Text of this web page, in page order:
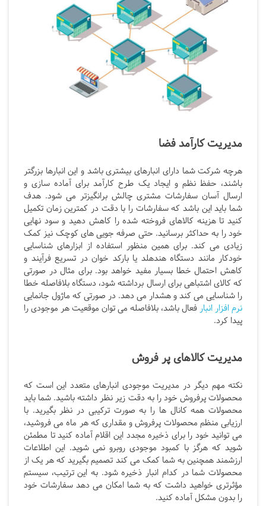
مدیریت کارآمد فضا
هرچه شرکت شما دارای انبارهای بیشتری باشد و این انبارها بزرگتر
باشند، حفظ نظم و ایجاد یک طرح کارآمد برای آماده سازی و
ارسال آسان سفارشات مشتری چالش برانگیزتر می شود. هدف
شما باید این باشد که سفارشات را با دقت در کمترین زمان تکمیل
کنید تا هزینه کالاهای فروخته شده را کاهش دهید و سود نهایی
خود را به حداکثر برسانید. حتی صرفه جویی های کوچک نیز کمک
زیادی می کند. برای همین منظور استفاده از ابزارهای شناسایی
خودکار مانند دستگاه هندهلد یا بارکد خوان در تسریع فرآیند و
کاهش احتمال خطا بسیار مفید خواهد بود. برای مثال در صورتی
که کالای اشتباهی برای ارسال برداشته شود، دستگاه بلافاصله خطا
را شناسایی می کند و هشدار می دهد. در صورتی که ماژول جانمایی
نرم افزار انبارفعال باشد، بلافاصله می توان موقعیت هر موجودی را
پیدا کرد.
مدیریت کالاهای پر فروش
نکته مهم دیگر در مدیریت موجودی انبارهای متعدد این است که
محصولات پرفروش خود را به دقت زیر نظر داشته باشید. شما باید
محصولات همه کانال ها را به صورت ترکیبی در نظر بگیرید. با
ارزیابی منظم محصولات پرفروش و مقداری که هر ماه می فروشید،
می توانید خود را برای ذخیره مجدد این اقلام آماده کنید تا مطمئن
شوید که هرگز با کمبود موجودی روبرو نمی شوید. این اطلاعات
ارزشمند همچنین به شما کمک می کند تصمیم بگیرید که هر یک از
محصولات شما در کدام انبار ذخیره شود. به این ترتیب، سیستم
مؤثرتری خواهید داشت که به شما امکان می دهد سفارشات خود
را بدون مشکل آماده کنید.